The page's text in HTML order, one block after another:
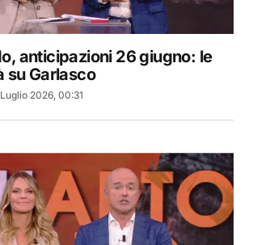
anticipazioni 26 giugno: le
su Garlasco
2026, 00:31